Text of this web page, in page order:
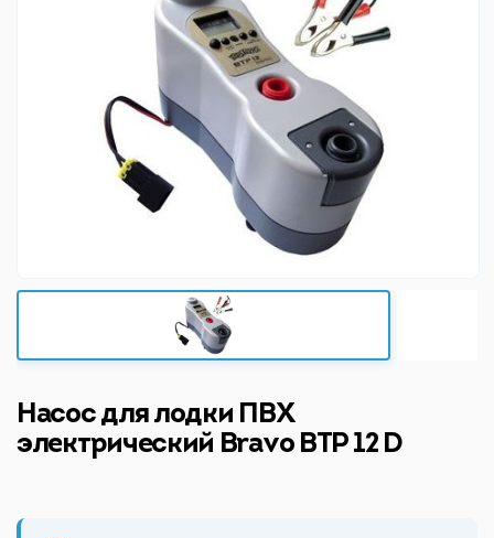
Насос для лодки ПВХ
электрический Bravo BTP 12 D